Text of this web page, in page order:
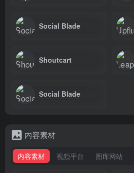
Social Blade
Shoutcart
Social Blade
内容素材
内容素材 视频平台 图库网站